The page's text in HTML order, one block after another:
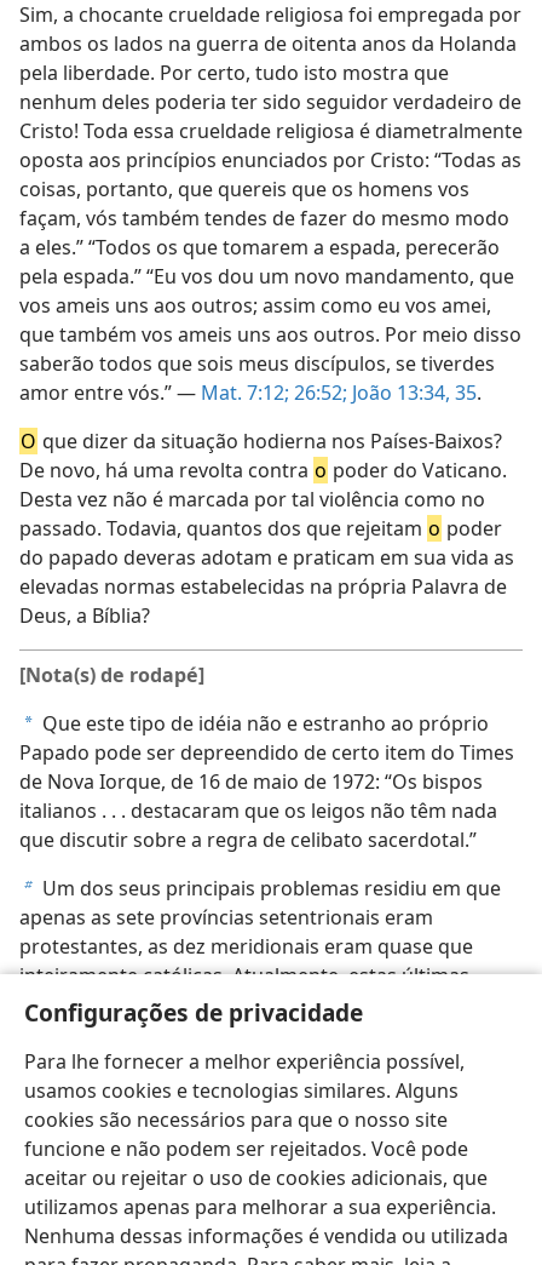
Configurações de privacidade
Para lhe fornecer a melhor experiência possível,
usamos cookies e tecnologias similares. Alguns
cookies são necessários para que o nosso site
funcione e não podem ser rejeitados. Você pode
aceitar ou rejeitar o uso de cookies adicionais, que
utilizamos apenas para melhorar a sua experiência.
Nenhuma dessas informações é vendida ou utilizada
Sim, a chocante crueldade religiosa foi empregada por
ambos os lados na guerra de oitenta anos da Holanda
pela liberdade. Por certo, tudo isto mostra que
nenhum deles poderia ter sido seguidor verdadeiro de
Cristo! Toda essa crueldade religiosa é diametralmente
oposta aos princípios enunciados por Cristo: “Todas as
coisas, portanto, que quereis que os homens vos
façam, vós também tendes de fazer do mesmo modo
a eles.” “Todos os que tomarem a espada, perecerão
pela espada.” “Eu vos dou um novo mandamento, que
vos ameis uns aos outros; assim como eu vos amei,
que também vos ameis uns aos outros. Por meio disso
saberão todos que sois meus discípulos, se tiverdes
amor entre vós.” — Mat. 7:12; 26:52; João 13:34, 35.
O que dizer da situação hodierna nos Países-Baixos?
De novo, há uma revolta contra o poder do Vaticano.
Desta vez não é marcada por tal violência como no
passado. Todavia, quantos dos que rejeitam o poder
do papado deveras adotam e praticam em sua vida as
elevadas normas estabelecidas na própria Palavra de
Deus, a Bíblia?
[Nota(s) de rodapé]
a Que este tipo de idéia não e estranho ao próprio
Papado pode ser depreendido de certo item do Times
de Nova Iorque, de 16 de maio de 1972: “Os bispos
italianos . . . destacaram que os leigos não têm nada
que discutir sobre a regra de celibato sacerdotal.”
b Um dos seus principais problemas residiu em que
apenas as sete províncias setentrionais eram
protestantes, as dez meridionais eram quase que
inteiramente católicas. Atualmente, estas últimas
províncias constituem a Bélgica.
Português (Brasil) Compartilhar Preferências
Copyright © 2026 Watch Tower Bible and Tract Society of Pennsylvania
Termos de Uso
Política de Privacidade
Configurações de Privacidade
JW.ORG Login